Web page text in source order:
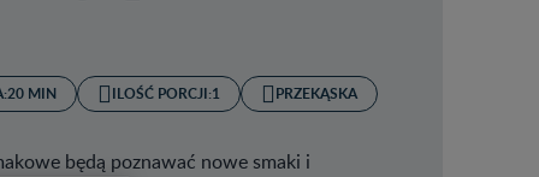
20 MIN ILOŚĆ PORCJI:1
PRZEKĄSKA
będą poznawać nowe smaki i